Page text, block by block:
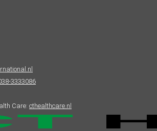
3333086
Care: cthealthcare.nl